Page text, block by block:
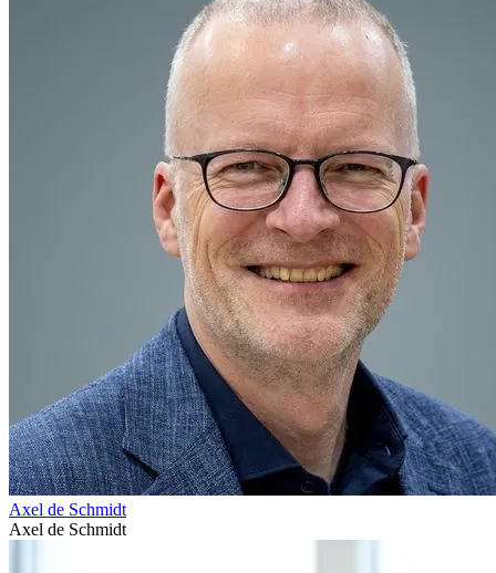
Axel de Schmidt
Axel de Schmidt